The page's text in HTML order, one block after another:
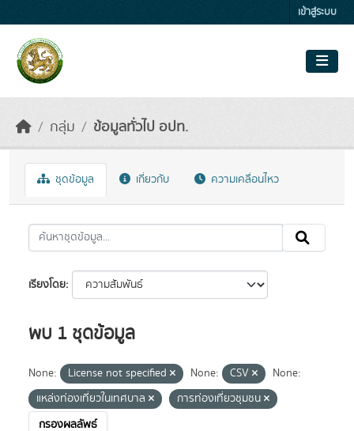
เข้าสู่ระบบ
กลุ่ม ข้อมูลทั่วไป อปท.
ชุดข้อมูล เกี่ยวกับ ความเคลื่อนไหว
เรียงโดย
พบ 1 ชุดข้อมูล
None: License not specified None: CSV
None:
แหล่งท่องเที่ยวในเทศบาล
การท่องเที่ยวชุมชน
กรองผลลัพธ์